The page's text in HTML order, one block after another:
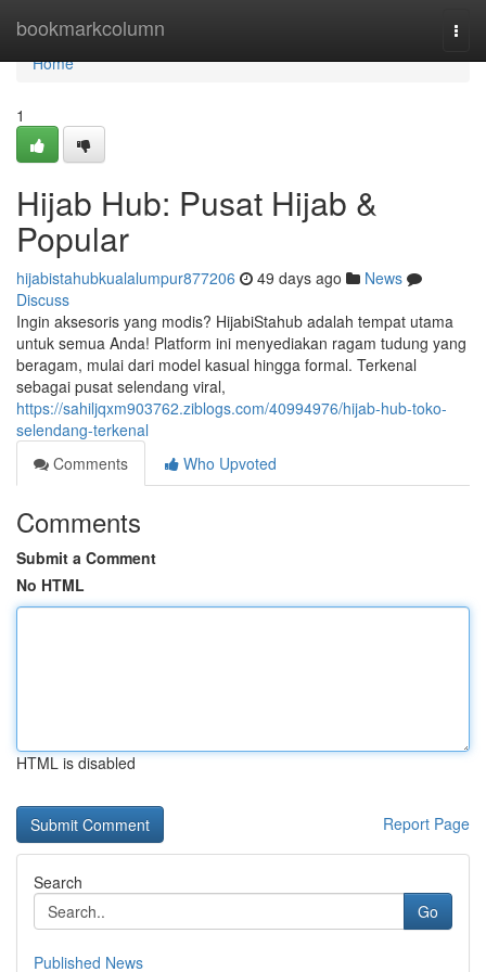
bookmarkcolumn
Home
Home
1
Hijab Hub: Pusat Hijab &
Popular
hijabistahubkualalumpur877206 49 days ago
News
Discuss
Ingin aksesoris yang modis? HijabiStahub adalah tempat utama
untuk semua Anda! Platform ini menyediakan ragam tudung yang
beragam, mulai dari model kasual hingga formal. Terkenal
sebagai pusat selendang viral,
https://sahiljqxm903762.ziblogs.com/40994976/hijab-hub-toko-
selendang-terkenal
Comments
Who Upvoted
Comments
Submit a Comment
No HTML
HTML is disabled
Report Page
Search
Go
Published News